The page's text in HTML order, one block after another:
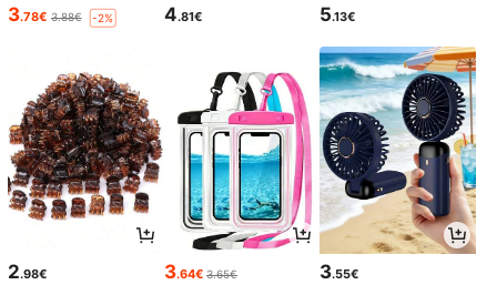
3.78€ 3.88€ -2% 4.81€ 5.13€
2.98€ 3.64€ 3.65€ 3.55€